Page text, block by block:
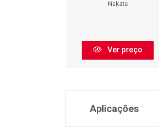
Nakata
Ver preço
Aplicações